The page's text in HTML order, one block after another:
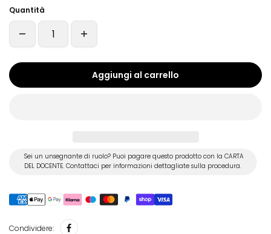
Quantità
Aggiungi al carrello
Sei un unsegnante di ruolo? Puoi pagare questo prodotto con la CARTA
DEL DOCENTE. Contattaci per informazioni dettagliate sulla procedura.
Condividere: